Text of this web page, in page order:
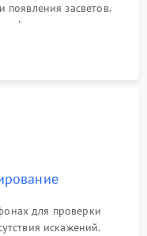
засветов.
фиксация плат и
корпуса монитора.
для проверки
искажений.